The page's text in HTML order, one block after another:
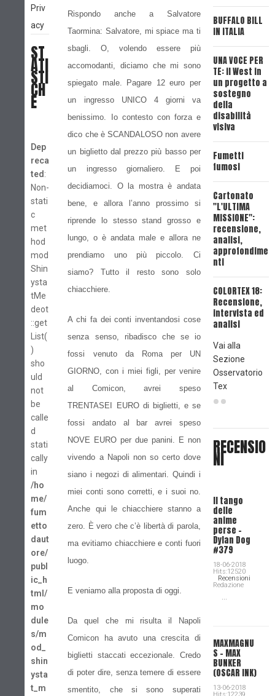
Rispondo anche a Salvatore
Taormina: Salvatore, mi spiace ma ti
sbagli. O, volendo essere più
accomodanti, diciamo che mi sono
spiegato male. Pagare 12 euro per
un ingresso UNICO 4 giorni va
benissimo. Io contesto con forza e
dico che è SCANDALOSO non avere
un biglietto dal prezzo più basso per
un ingresso giornaliero. E poi
decidiamoci. O la mostra è andata
bene, e allora l’anno prossimo si
riprende lo stesso stand grosso e
lungo, o è andata male e allora ne
prendiamo uno più piccolo. Ci
siamo? Tutto il resto sono solo
chiacchiere.
A chi fa dei conti inventandosi cose
senza senso, ribadisco che se io
fossi venuto da Roma per UN
GIORNO, con i miei figli, per venire
al Comicon, avrei speso
TRENTASEI EURO di biglietti, e se
fossi andato al bar avrei speso
NOVE EURO per due panini. E non
vivendo a Napoli non so certo dove
siano i negozi di alimentari. Quindi i
miei conti sono corretti, e i suoi no.
Anche qui le chiacchiere stanno a
zero. È vero che c’è libertà di parola,
ma evitiamo chiacchiere e conti fuori
luogo.
E veniamo alla proposta di oggi.
Da quel che mi risulta il Napoli
Comicon ha avuto una crescita di
biglietti staccati eccezionale. Credo
di poter dire, senza temere di essere
smentito, che si sono superati
BUFFALO BILL
IN ITALIA
UNA VOCE PER
TE: il West in
un progetto a
sostegno
della
disabilità
visiva
Fumetti
fumosi
Cartonato
"L'ULTIMA
MISSIONE":
recensione,
analisi,
approfondime
nti
COLORTEX 18:
Recensione,
intervista ed
analisi
Vai alla
Sezione
Osservatorio
Tex
RECENSIO
NI
Il tango
delle
anime
perse -
Dylan Dog
#379
18-06-2018
Hits:12520
Recensioni
Redazione
...
MAXMAGNU
S – MAX
BUNKER
(OSCAR INK)
13-06-2018
Priv
acy
ST
ATI
STI
CH
E
Dep
reca
ted :
Non-
stati
c
met
hod
mod
Shin
ysta
tMe
deot
::get
List(
)
sho
uld
not
be
calle
d
stati
cally
in
/ho
me/
fum
etto
daut
ore/
publ
ic_h
tml/
mo
dule
s/m
od_
shin
ysta
t_m